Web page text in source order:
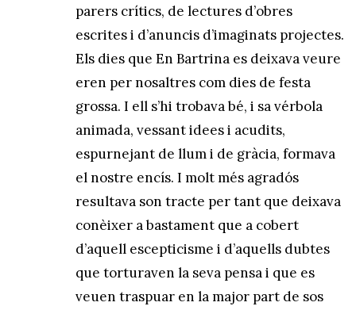
parers crítics, de lectures d’obres
escrites i d’anuncis d’imaginats projectes.
Els dies que En Bartrina es deixava veure
eren per nosaltres com dies de festa
grossa. I ell s’hi trobava bé, i sa vérbola
animada, vessant idees i acudits,
espurnejant de llum i de gràcia, formava
el nostre encís. I molt més agradós
resultava son tracte per tant que deixava
conèixer a bastament que a cobert
d’aquell escepticisme i d’aquells dubtes
que torturaven la seva pensa i que es
veuen traspuar en la major part de sos